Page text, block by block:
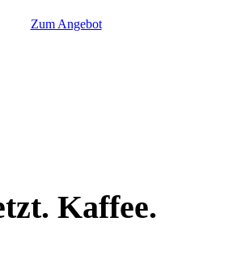
Zum Angebot
Kaffee.